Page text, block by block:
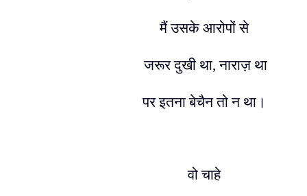
मैं उसके आरोपों से
जरूर दुखी था,नाराज़ था
पर इतना बेचैन तो न था।
वो चाहे